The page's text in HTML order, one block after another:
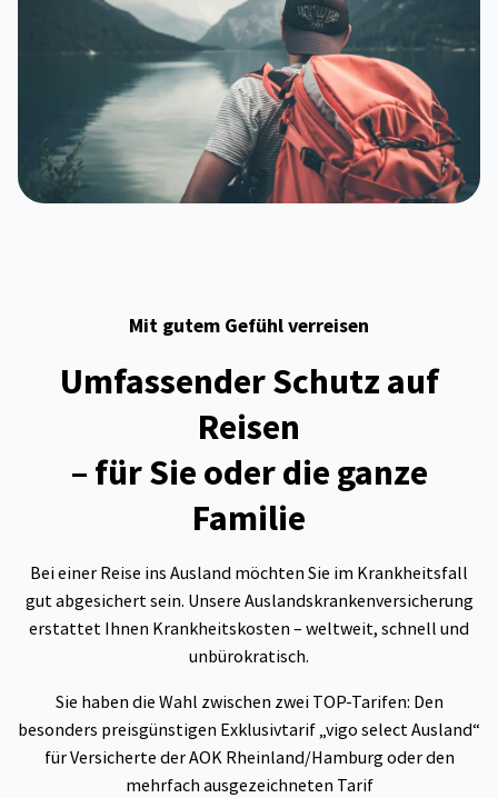
Mit gutem Gefühl verreisen
Umfassender Schutz auf
Reisen
– für Sie oder die ganze
Familie
Bei einer Reise ins Ausland möchten Sie im Krankheitsfall
gut abgesichert sein. Unsere Auslandskranken­ver­sicherung
erstattet Ihnen Krankheitskosten – weltweit, schnell und
unbürokratisch.
Sie haben die Wahl zwischen zwei TOP-Tarifen: Den
besonders preisgünstigen Exklusivtarif „vigo select Ausland“
für Versicherte der AOK Rheinland/Hamburg oder den
mehrfach ausgezeichneten Tarif